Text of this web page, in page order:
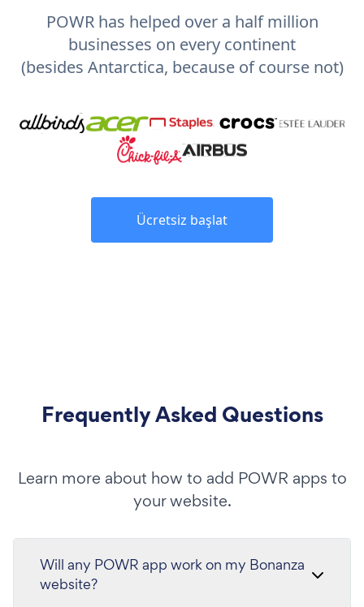
POWR has helped over a half million
businesses on every continent
(besides Antarctica, because of course not)
Ücretsiz başlat
Frequently Asked Questions
Learn more about how to add POWR apps to
your website.
Will any POWR app work on my Bonanza
website?